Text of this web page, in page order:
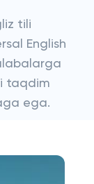
tili
English
taqdim
ega.